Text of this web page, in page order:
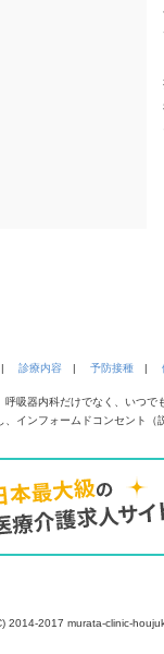
診療内容 | 予防接種 |
呼吸器内科だけでなく、いつ
、インフォームドコンセント
2014-2017 murata-clinic-